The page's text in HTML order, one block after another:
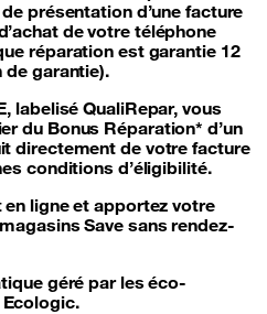
présentation d’une facture
de votre téléphone
réparation est garantie 12
garantie).
labelisé QualiRepar, vous
du Bonus Réparation* d’un
directement de votre facture
conditions d’éligibilité.
ligne et apportez votre
Save sans rendez-
géré par les éco-